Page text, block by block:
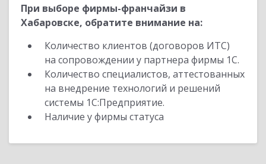
При выборе фирмы-франчайзи в
Хабаровске, обратите внимание на:
Количество клиентов (договоров ИТС)
на сопровождении у партнера фирмы 1С.
Количество специалистов, аттестованных
на внедрение технологий и решений
системы 1С:Предприятие.
Наличие у фирмы статуса